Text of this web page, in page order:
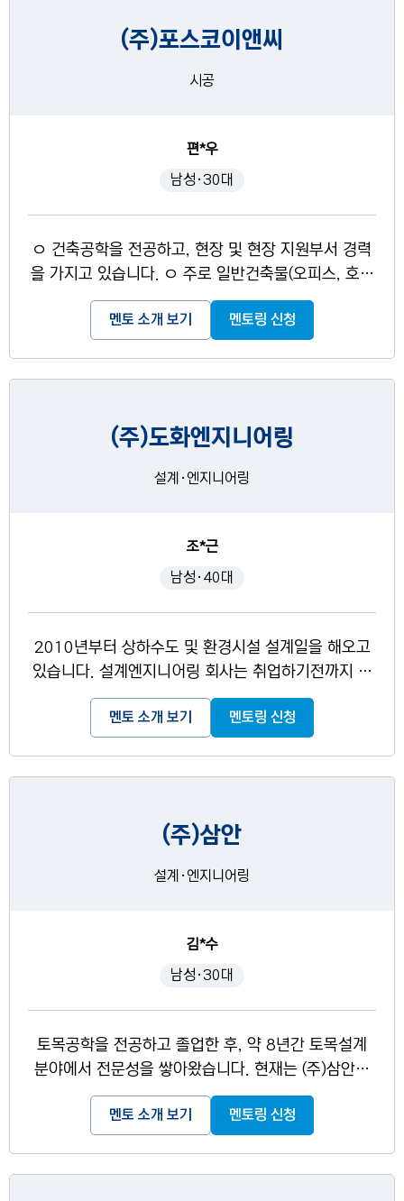
(주)포스코이앤씨
시공
편*우
남성·30대
ㅇ 건축공학을 전공하고, 현장 및 현장 지원부서 경력
을 가지고 있습니다. ㅇ 주로 일반건축물(오피스, 호텔
등) 프로젝트를 담당하였습니다. ㅇ 현장 업무 프로세
스, 설계변경 및 공무업무, 시공관련 지식(도심지역타
멘토 소개 보기 멘토링 신청
(주)도화엔지니어링
설계·엔지니어링
조*근
남성·40대
2010년부터 상하수도 및 환경시설 설계일을 해오고
있습니다. 설계엔지니어링 회사는 취업하기전까지 어
떤일을 하는지 알기 어렵기 때문에 작게나마 도움이
되고자 지원하게 되었습니다.
멘토 소개 보기 멘토링 신청
(주)삼안
설계·엔지니어링
김*수
남성·30대
토목공학을 전공하고 졸업한 후, 약 8년간 토목설계
분야에서 전문성을 쌓아왔습니다. 현재는 (주)삼안에
서 과장으로 실무를 담당하면서 활동하며, 다양한 프
로젝트에서 설계와 엔지니어링 업무를 수행하고 있습
멘토 소개 보기 멘토링 신청